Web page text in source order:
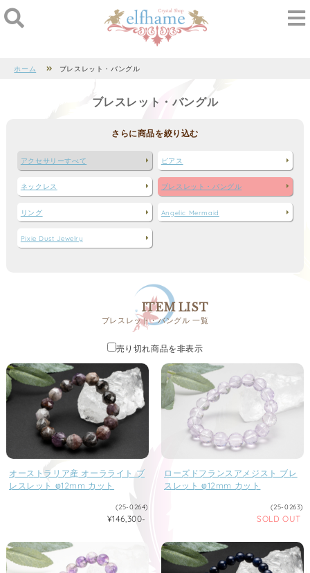
ホーム ブレスレット・バングル
ブレスレット・バングル
さらに商品を絞り込む
アクセサリーすべて ピアス
ネックレス ブレスレット・バングル
リング Angelic Mermaid
Pixie Dust Jewelry
ITEM LIST
ブレスレット・バングル 一覧
売り切れ商品を非表示
オーストラリア産 オーラライト ブ
レスレット φ12mm カット
(25-0264)
¥146,300-
ローズドフランスアメジスト ブレ
スレット φ12mm カット
(25-0263)
SOLD OUT